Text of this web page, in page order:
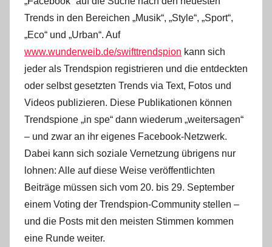
Trends in den Bereichen „Musik“, „Style“, „Sport“,
„Eco“ und „Urban“. Auf
www.wunderweib.de/swifttrendspion kann sich
jeder als Trendspion registrieren und die entdeckten
oder selbst gesetzten Trends via Text, Fotos und
Videos publizieren. Diese Publikationen können
Trendspione „in spe“ dann wiederum „weitersagen“
– und zwar an ihr eigenes Facebook-Netzwerk.
Dabei kann sich soziale Vernetzung übrigens nur
lohnen: Alle auf diese Weise veröffentlichten
Beiträge müssen sich vom 20. bis 29. September
einem Voting der Trendspion-Community stellen –
und die Posts mit den meisten Stimmen kommen
eine Runde weiter.